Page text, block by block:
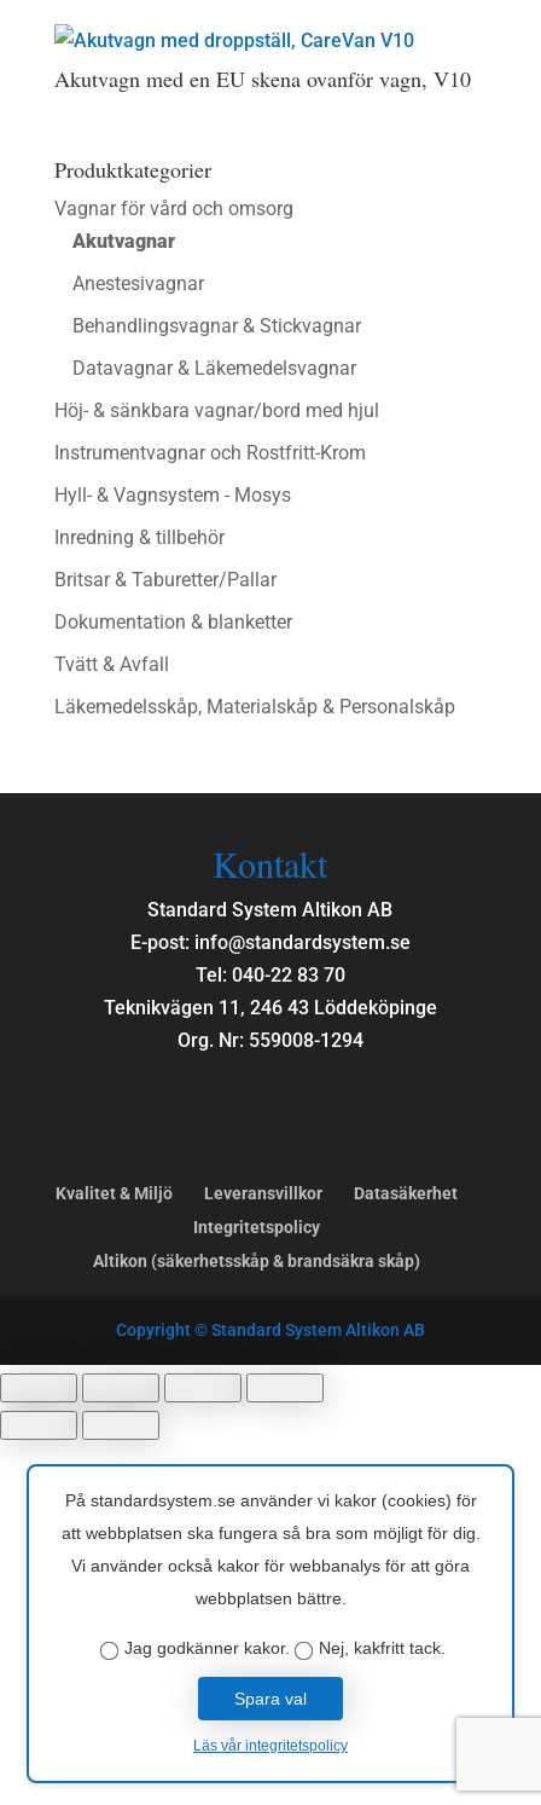
Akutvagn med en EU skena ovanför vagn, V10
Produktkategorier
Vagnar för vård och omsorg
Akutvagnar
Anestesivagnar
Behandlingsvagnar & Stickvagnar
Datavagnar & Läkemedelsvagnar
Höj- & sänkbara vagnar/bord med hjul
Instrumentvagnar och Rostfritt-Krom
Hyll- & Vagnsystem - Mosys
Inredning & tillbehör
Britsar & Taburetter/Pallar
Dokumentation & blanketter
Tvätt & Avfall
Läkemedelsskåp, Materialskåp & Personalskåp
Kontakt
Standard System Altikon AB
E-post: info@standardsystem.se
Tel: 040-22 83 70
Teknikvägen 11, 246 43 Löddeköpinge
Org. Nr: 559008-1294
Kvalitet & Miljö Leveransvillkor
Datasäkerhet
Integritetspolicy
Altikon (säkerhetsskåp & brandsäkra skåp)
Copyright © Standard System Altikon AB
På standardsystem.se använder vi kakor (cookies) för
att webbplatsen ska fungera så bra som möjligt för dig.
Vi använder också kakor för webbanalys för att göra
webbplatsen bättre.
Jag godkänner kakor. Nej, kakfritt tack.
Spara val
Läs vår integritetspolicy